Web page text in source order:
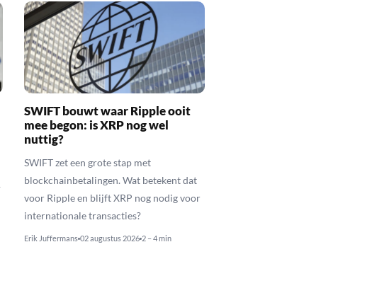
SWIFT bouwt waar Ripple ooit
mee begon: is XRP nog wel
nuttig?
SWIFT zet een grote stap met
blockchainbetalingen. Wat betekent dat
voor Ripple en blijft XRP nog nodig voor
internationale transacties?
Erik Juffermans 02 augustus 2026 2 – 4 min